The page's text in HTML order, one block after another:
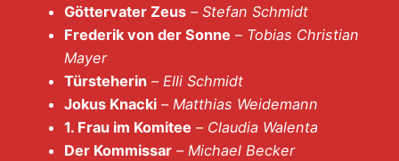
Göttervater Zeus – Stefan Schmidt
Frederik von der Sonne – Tobias Christian
Mayer
Türsteherin – Elli Schmidt
Jokus Knacki – Matthias Weidemann
1. Frau im Komitee – Claudia Walenta
Der Kommissar – Michael Becker